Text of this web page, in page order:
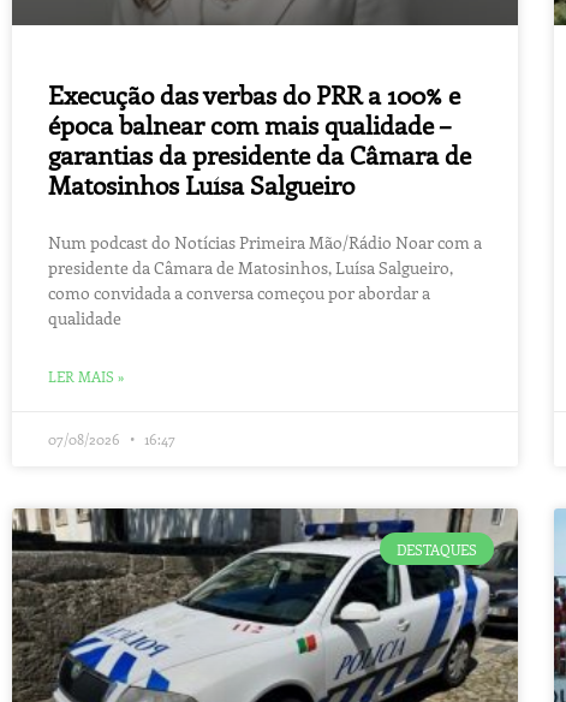
Execução das verbas do PRR a 100% e
época balnear com mais qualidade –
garantias da presidente da Câmara de
Matosinhos Luísa Salgueiro
Num podcast do Notícias Primeira Mão/Rádio Noar com a
presidente da Câmara de Matosinhos, Luísa Salgueiro,
como convidada a conversa começou por abordar a
qualidade
LER MAIS »
07/08/2026 16:47
DESTAQUES